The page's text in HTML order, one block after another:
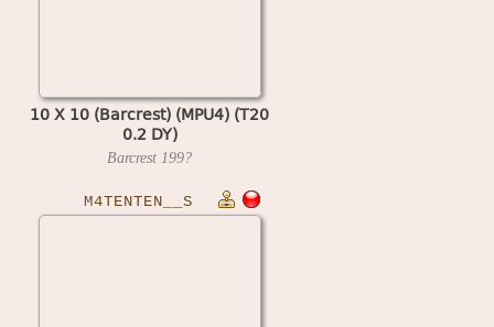
10 X 10 (Barcrest) (MPU4) (T20
0.2 DY)
Barcrest 199?
M4TENTEN__S